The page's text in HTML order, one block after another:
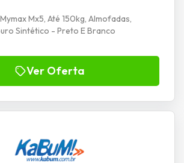
Mx5, Até 150kg, Almofadas,
Sintético - Preto E Branco
Ver Oferta